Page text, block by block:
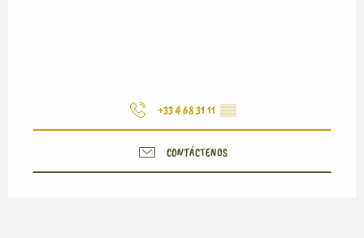
+33 4 68 31 11 ▒▒
CONTÁCTENOS